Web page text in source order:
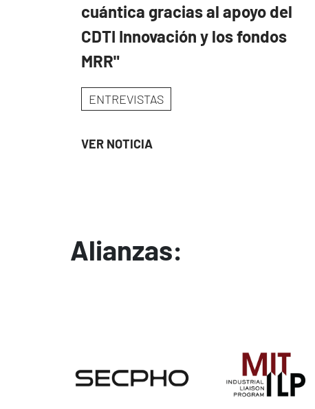
cuántica gracias al apoyo del
CDTI Innovación y los fondos
MRR"
ENTREVISTAS
VER NOTICIA
Alianzas: